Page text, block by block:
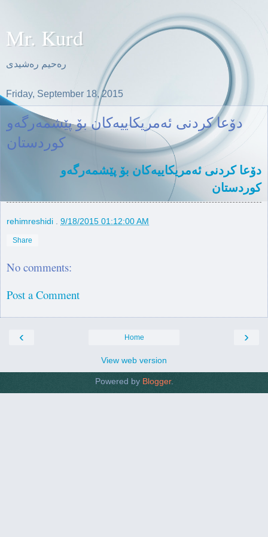
Mr. Kurd
ره‌حیم ره‌شیدی
Friday, September 18, 2015
دۆعا کردنی ئەمریکاییەکان بۆ پێشمەرگەو
کوردستان
دۆعا کردنی ئەمریکاییەکان بۆ پێشمەرگەو
کوردستان
rehimreshidi 9/18/2015 01:12:00 AM
Share
No comments:
Post a Comment
‹ ›
Home
View web version
Powered by Blogger.